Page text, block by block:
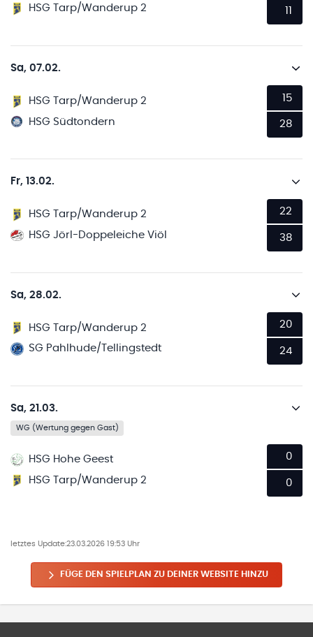
HSG Tarp/Wanderup 2
Sa, 07.02.
HSG Tarp/Wanderup 2
HSG Südtondern
15
28
Fr, 13.02.
HSG Tarp/Wanderup 2
HSG Jörl-Doppeleiche Viöl
22
38
Sa, 28.02.
HSG Tarp/Wanderup 2
SG Pahlhude/Tellingstedt
20
24
Sa, 21.03.
WG (Wertung gegen Gast)
HSG Hohe Geest
HSG Tarp/Wanderup 2
0
0
letztes Update:23.03.2026 19:53 Uhr
FÜGE DEN SPIELPLAN ZU DEINER WEBSITE HINZU